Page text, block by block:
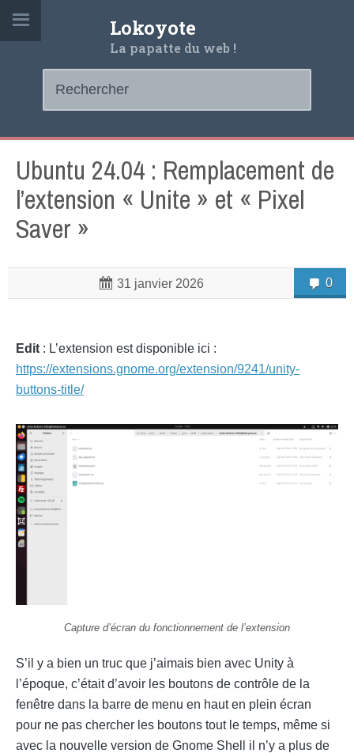
Lokoyote
La papatte du web !
Ubuntu 24.04 : Remplacement de
l’extension « Unite » et « Pixel
Saver »
31 janvier 2026 0
Edit : L’extension est disponible ici :
https://extensions.gnome.org/extension/9241/unity-
buttons-title/
Capture d’écran du fonctionnement de l’extension
S’il y a bien un truc que j’aimais bien avec Unity à
l’époque, c’était d’avoir les boutons de contrôle de la
fenêtre dans la barre de menu en haut en plein écran
pour ne pas chercher les boutons tout le temps, même si
avec la nouvelle version de Gnome Shell il n’y a plus de